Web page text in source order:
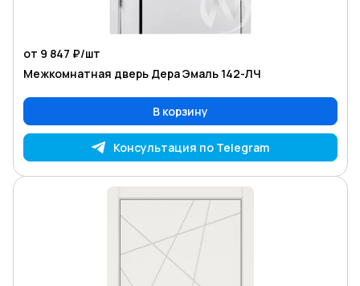
от 9 847 ₽/шт
Межкомнатная дверь Дера Эмаль 142-ЛЧ
В корзину
Консультация по Telegram